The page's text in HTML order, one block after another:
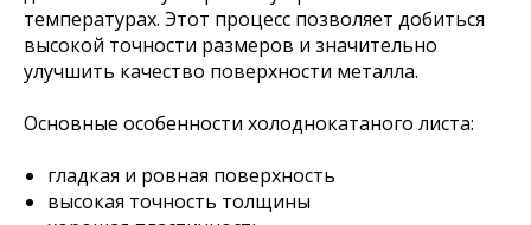
температурах. Этот процесс позволяет добиться
высокой точности размеров и значительно
улучшить качество поверхности металла.
Основные особенности холоднокатаного листа:
гладкая и ровная поверхность
высокая точность толщины